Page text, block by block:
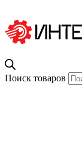
Поиск товаров